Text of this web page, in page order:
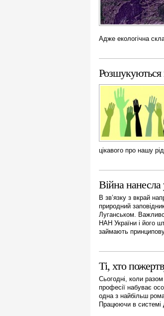
Адже екологічна
Розшукуються
цікавого про нашу
Війна нанесла
В зв’язку з вкрай
природний
Луганськом.
НАН України і його
займають
Ті, хто
Сьогодні, коли разом
професії набуває
одна з найбільш
Працюючи в системі